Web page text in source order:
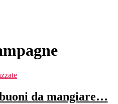
Categorie
da mangiare…